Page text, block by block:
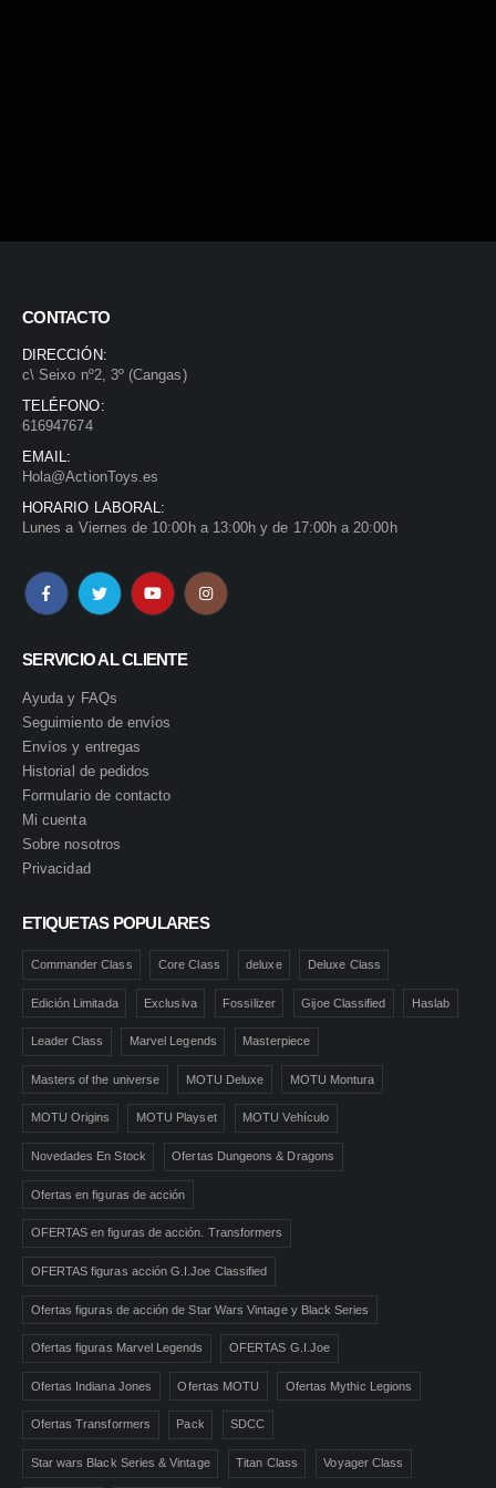
CONTACTO
DIRECCIÓN:
c\ Seixo nº2, 3º (Cangas)
TELÉFONO:
616947674
EMAIL:
Hola@ActionToys.es
HORARIO LABORAL:
Lunes a Viernes de 10:00h a 13:00h y de 17:00h a 20:00h
SERVICIO AL CLIENTE
Ayuda y FAQs
Seguimiento de envíos
Envíos y entregas
Historial de pedidos
Formulario de contacto
Mi cuenta
Sobre nosotros
Privacidad
ETIQUETAS POPULARES
Commander Class Core Class deluxe Deluxe Class
Edición Limitada Exclusiva Fossilizer Gijoe Classified Haslab
Leader Class Marvel Legends Masterpiece
Masters of the universe MOTU Deluxe MOTU Montura
MOTU Origins MOTU Playset MOTU Vehículo
Novedades En Stock Ofertas Dungeons & Dragons
Ofertas en figuras de acción
OFERTAS en figuras de acción. Transformers
OFERTAS figuras acción G.I.Joe Classified
Ofertas figuras de acción de Star Wars Vintage y Black Series
Ofertas figuras Marvel Legends OFERTAS G.I.Joe
Ofertas Indiana Jones Ofertas MOTU Ofertas Mythic Legions
Ofertas Transformers Pack SDCC
Star wars Black Series & Vintage Titan Class Voyager Class